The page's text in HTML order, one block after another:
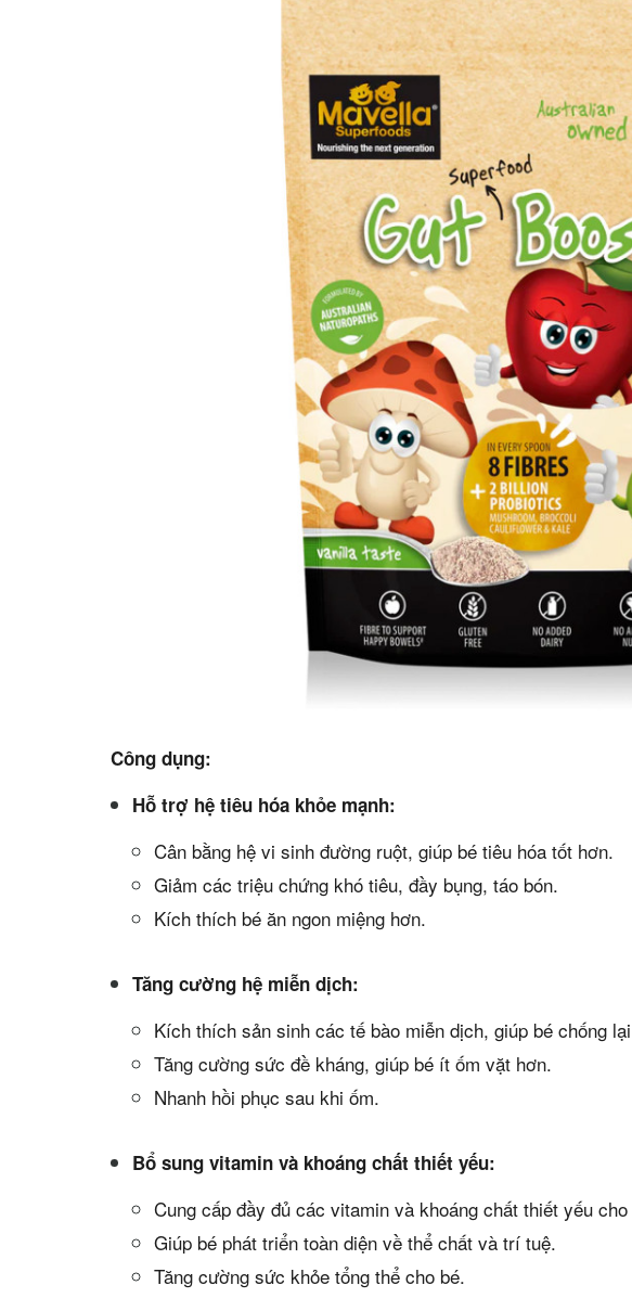
Công dụng:
Hỗ trợ hệ tiêu hóa khỏe mạnh:
Cân bằng hệ vi sinh đường ruột, giúp bé tiêu hóa tốt hơn.
Giảm các triệu chứng khó tiêu, đầy bụng, táo bón.
Kích thích bé ăn ngon miệng hơn.
Tăng cường hệ miễn dịch:
Kích thích sản sinh các tế bào miễn dịch, giúp bé chống
Tăng cường sức đề kháng, giúp bé ít ốm vặt hơn.
Nhanh hồi phục sau khi ốm.
Bổ sung vitamin và khoáng chất thiết yếu:
Cung cấp đầy đủ các vitamin và khoáng chất thiết yếu
Giúp bé phát triển toàn diện về thể chất và trí tuệ.
Tăng cường sức khỏe tổng thể cho bé.